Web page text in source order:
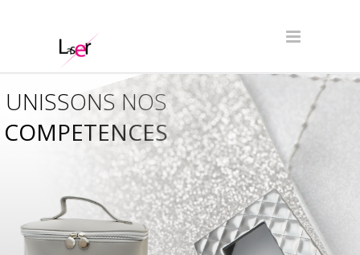
COMPETENCES
UNISSONS NOS